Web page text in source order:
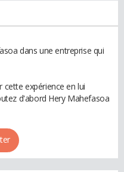
dans une entreprise qui
cette expérience en lui
d'abord Hery Mahefasoa